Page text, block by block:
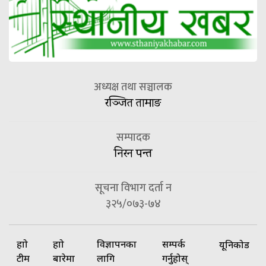
अध्यक्ष तथा सञ्चालक
रञ्जित तामाङ
सम्पादक
निरन पन्त
सूचना विभाग दर्ता न
३२५/०७३-७४
हाम्रो
टीम
हाम्रो
बारेमा
विज्ञापनका
लागि
सम्पर्क
गर्नुहोस्
यूनिकोड